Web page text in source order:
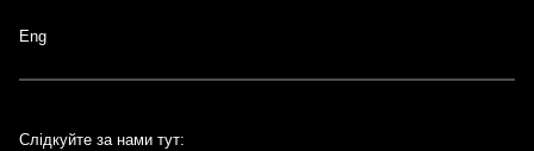
Eng
Слідкуйте за нами тут: